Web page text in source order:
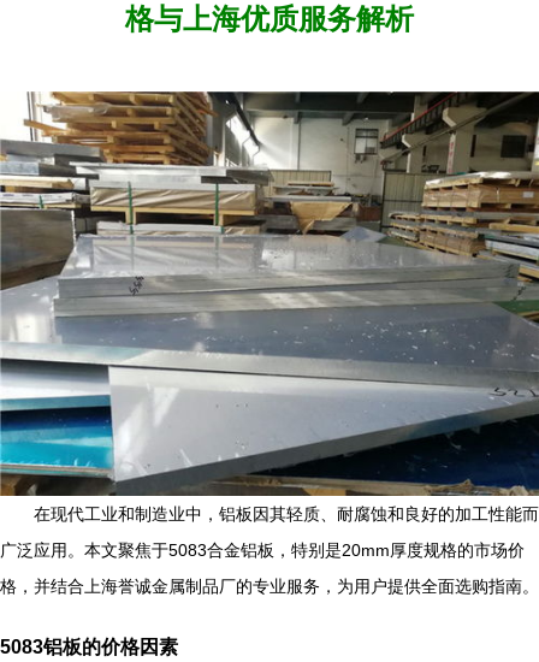
格与上海优质服务解析
在现代工业和制造业中，铝板因其轻质、耐腐蚀和良好的加工性能而
广泛应用。本文聚焦于5083合金铝板，特别是20mm厚度规格的市场价
格，并结合上海誉诚金属制品厂的专业服务，为用户提供全面选购指南。
5083铝板的价格因素